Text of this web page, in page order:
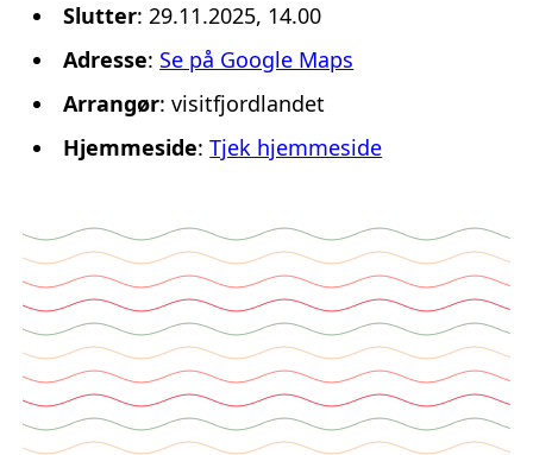
Slutter: 29.11.2025, 14.00
Adresse: Se på Google Maps
Arrangør: visitfjordlandet
Hjemmeside:Tjek hjemmeside